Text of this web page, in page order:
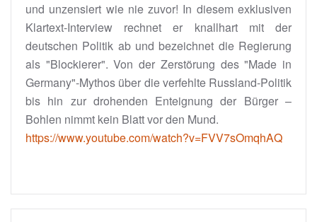
und unzensiert wie nie zuvor! In diesem exklusiven
Klartext-Interview rechnet er knallhart mit der
deutschen Politik ab und bezeichnet die Regierung
als "Blockierer". Von der Zerstörung des "Made in
Germany"-Mythos über die verfehlte Russland-Politik
bis hin zur drohenden Enteignung der Bürger –
Bohlen nimmt kein Blatt vor den Mund.
https://www.youtube.com/watch?v=FVV7sOmqhAQ